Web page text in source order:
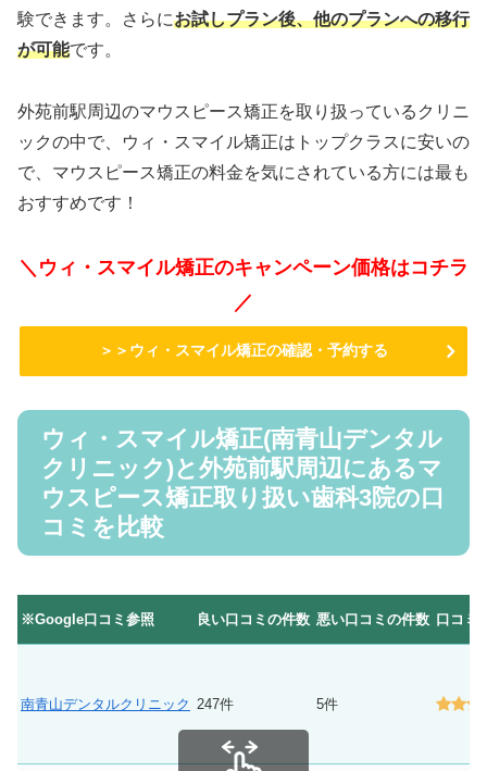
験できます。さらにお試しプラン後、他のプランへの移行
が可能です。
外苑前駅周辺のマウスピース矯正を取り扱っているクリニ
ックの中で、ウィ・スマイル矯正はトップクラスに安いの
で、マウスピース矯正の料金を気にされている方には最も
おすすめです！
＼ウィ・スマイル矯正のキャンペーン価格はコチラ
／
＞＞ウィ・スマイル矯正の確認・予約する
ウィ・スマイル矯正(南青山デンタル
クリニック)と外苑前駅周辺にあるマ
ウスピース矯正取り扱い歯科3院の口
コミを比較
※Google口コミ参照 良い口コミの件数 悪い口コミの件数 口コミ
南青山デンタルクリニック 247件 5件